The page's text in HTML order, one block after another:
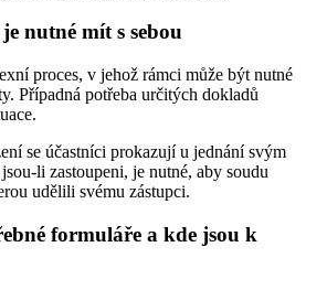
nutné mít s sebou
proces, v jehož rámci může být nutné
Případná potřeba určitých dokladů
se účastníci prokazují u jednání svým
li zastoupeni, je nutné, aby soudu
udělili svému zástupci.
formuláře a kde jsou k